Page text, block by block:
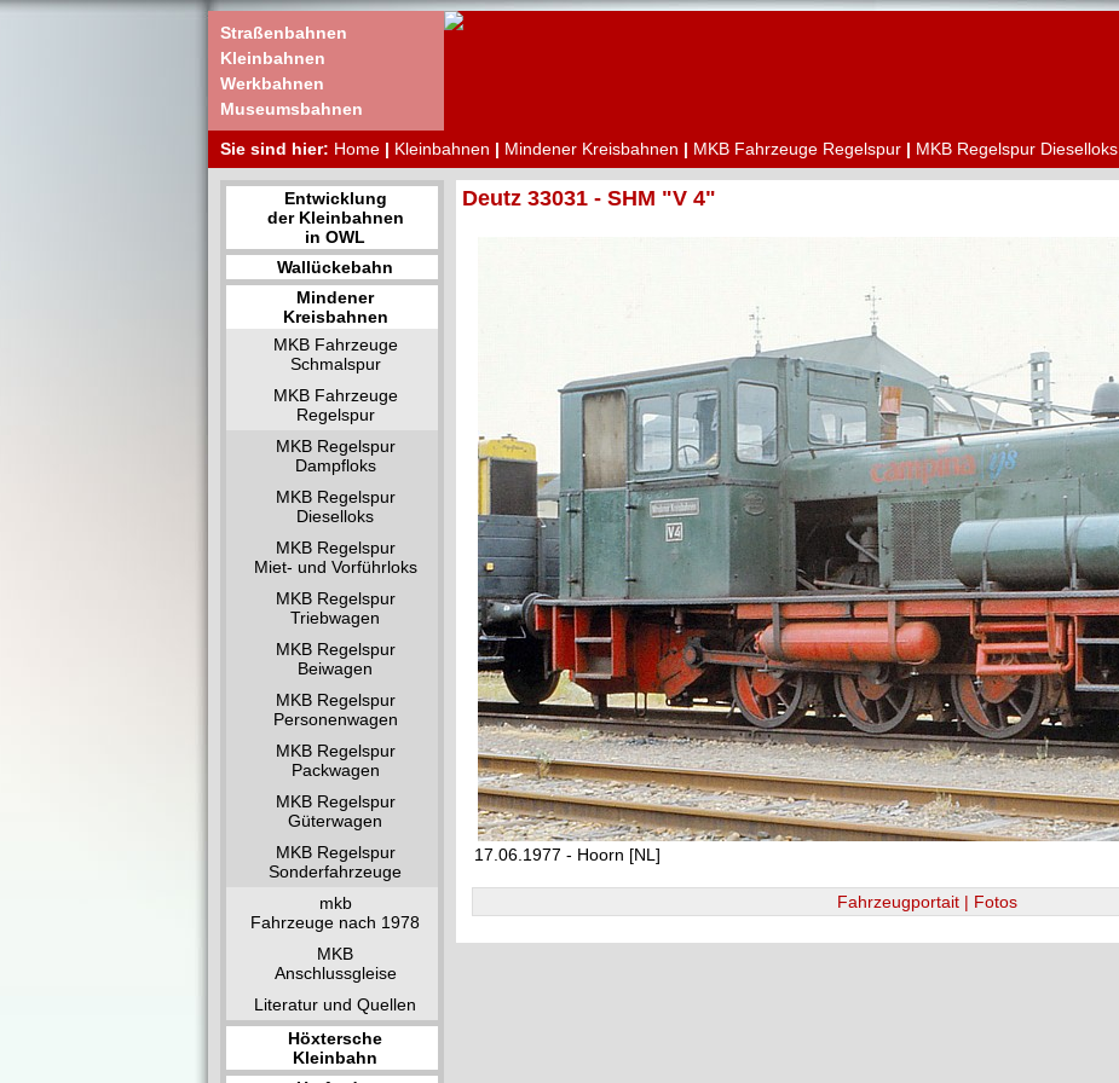
Straßenbahnen
Kleinbahnen
Werkbahnen
Museumsbahnen
Sie sind hier: Home | Kleinbahnen | Mindener Kreisbahnen | MKB Fahrzeuge Regelspur | MKB Regelspur Dieselloks
Entwicklung
der Kleinbahnen
in OWL
Wallückebahn
Mindener
Kreisbahnen
MKB Fahrzeuge
Schmalspur
MKB Fahrzeuge
Regelspur
MKB Regelspur
Dampfloks
MKB Regelspur
Dieselloks
MKB Regelspur
Miet- und Vorführloks
MKB Regelspur
Triebwagen
MKB Regelspur
Beiwagen
MKB Regelspur
Personenwagen
MKB Regelspur
Packwagen
MKB Regelspur
Güterwagen
MKB Regelspur
Sonderfahrzeuge
mkb
Fahrzeuge nach 1978
MKB
Anschlussgleise
Literatur und Quellen
Höxtersche
Kleinbahn
Deutz 33031 - SHM "V 4"
17.06.1977 - Hoorn [NL]
Fahrzeugportait | Fotos